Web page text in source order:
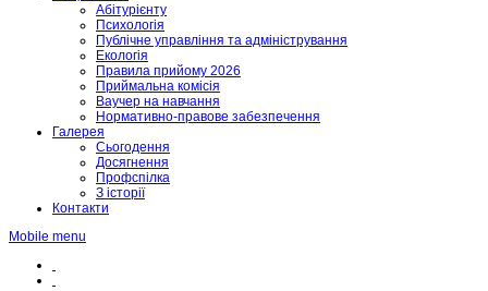
Абітурієнту
Психологія
Публічне управління та адміністрування
Екологія
Правила прийому 2026
Приймальна комісія
Ваучер на навчання
Нормативно-правове забезпечення
Галерея
Сьогодення
Досягнення
Профспілка
З історії
Контакти
Mobile menu